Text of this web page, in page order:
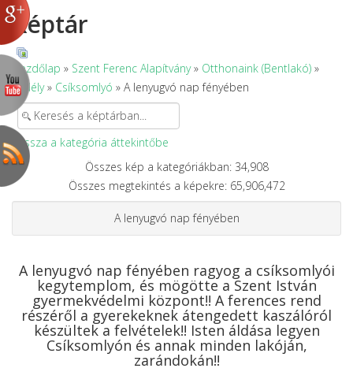
Képtár
Kezdőlap » Szent Ferenc Alapítvány» Otthonaink (Bentlakó) »
Erdély» Csíksomlyó » A lenyugvó nap fényében
Vissza a kategória áttekintőbe
Összes kép a kategóriákban: 34,908
Összes megtekintés a képekre: 65,906,472
A lenyugvó nap fényében
A lenyugvó nap fényében ragyog a csíksomlyói
kegytemplom, és mögötte a Szent István
gyermekvédelmi központ!! A ferences rend
részéről a gyerekeknek átengedett kaszálóról
készültek a felvételek!! Isten áldása legyen
Csíksomlyón és annak minden lakóján,
zarándokán!!